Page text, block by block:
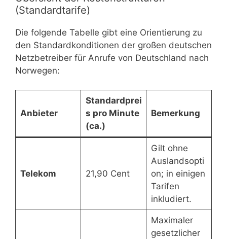
(Standardtarife)
Die folgende Tabelle gibt eine Orientierung zu
den Standardkonditionen der großen deutschen
Netzbetreiber für Anrufe von Deutschland nach
Norwegen:
Anbieter
Standardprei
s pro Minute
(ca.)
Bemerkung
Telekom 21,90 Cent
Gilt ohne
Auslandsopti
on; in einigen
Tarifen
inkludiert.
Maximaler
gesetzlicher